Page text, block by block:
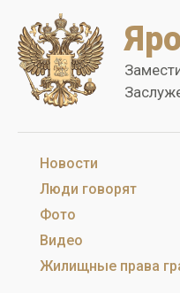
Новости
Люди говорят
Фото
Видео
Жилищные права